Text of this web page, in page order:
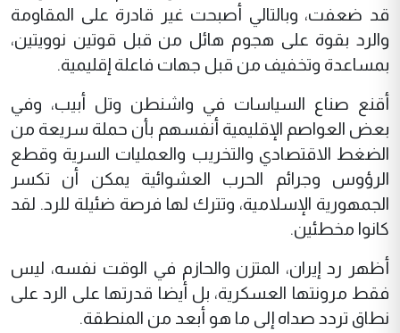
قد ضعفت، وبالتالي أصبحت غير قادرة على المقاومة
والرد بقوة على هجوم هائل من قبل قوتين نوويتين،
بمساعدة وتخفيف من قبل جهات فاعلة إقليمية.
أقنع صناع السياسات في واشنطن وتل أبيب، وفي
بعض العواصم الإقليمية أنفسهم بأن حملة سريعة من
الضغط الاقتصادي والتخريب والعمليات السرية وقطع
الرؤوس وجرائم الحرب العشوائية يمكن أن تكسر
الجمهورية الإسلامية، وتترك لها فرصة ضئيلة للرد. لقد
كانوا مخطئين.
أظهر رد إيران، المتزن والحازم في الوقت نفسه، ليس
فقط مرونتها العسكرية، بل أيضا قدرتها على الرد على
نطاق تردد صداه إلى ما هو أبعد من المنطقة.